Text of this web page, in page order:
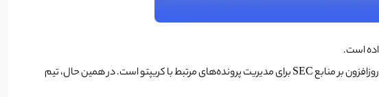
«فرد ریسپولی» (Fred Rispoli)، تحلیلگر حقوقی، این تأخیر را چیزی فراتر از مشکلات اداری می‌داند و معتقد است که این اقدام بیانگر فشار روزافزون بر منابع SEC برای مدیریت پرونده‌های مرتبط با کریپتو است. در همین حال، تیم